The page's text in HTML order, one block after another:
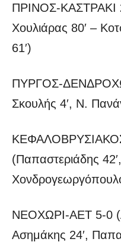
ΠΡΙΝΟΣ-ΚΑΣΤΡΑΚΙ
Χουλιάρας 80′ –
61′)
ΠΥΡΓΟΣ-
Σκουλής 4′, Ν.
(Παπαστεριάδης
ΝΕΟΧΩΡΙ-ΑΕΤ 5-0
Ασημάκης 24′,